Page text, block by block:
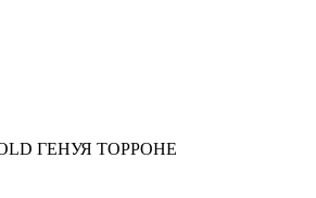
ГЕНУЯ ТОРРОНЕ